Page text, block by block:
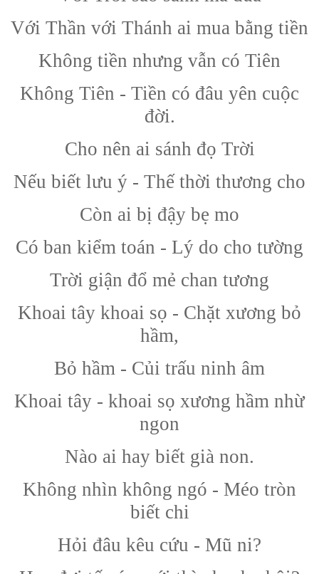
Với Thần với Thánh ai mua bằng tiền
Không tiền nhưng vẫn có Tiên
Không Tiên - Tiền có đâu yên cuộc
đời.
Cho nên ai sánh đọ Trời
Nếu biết lưu ý - Thế thời thương cho
Còn ai bị đậy bẹ mo
Có ban kiểm toán - Lý do cho tường
Trời giận đổ mẻ chan tương
Khoai tây khoai sọ - Chặt xương bỏ
hầm,
Bỏ hầm - Củi trấu ninh âm
Khoai tây - khoai sọ xương hầm nhừ
ngon
Nào ai hay biết già non.
Không nhìn không ngó - Méo tròn
biết chi
Hỏi đâu kêu cứu - Mũ ni?